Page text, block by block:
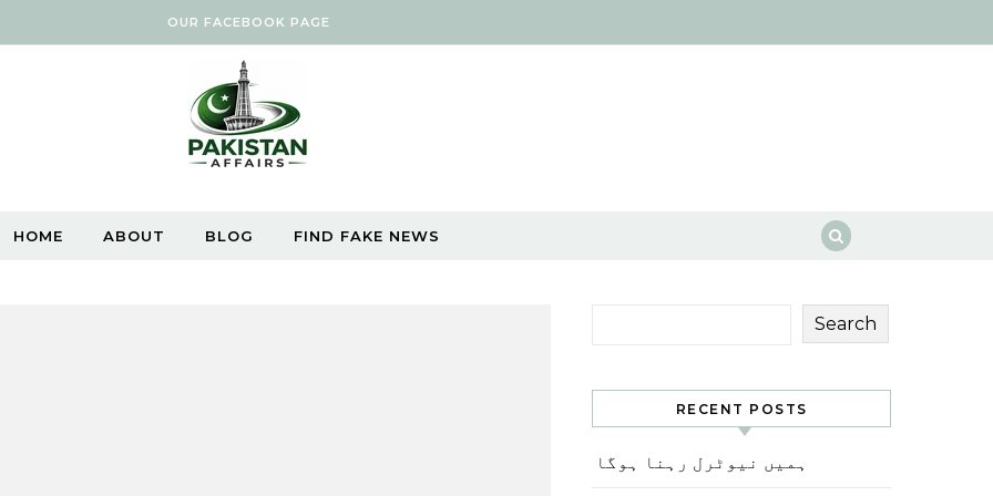
OUR FACEBOOK PAGE
HOME ABOUT BLOG FIND FAKE NEWS
Search
RECENT POSTS
ہمیں نیوٹرل رہنا ہوگا